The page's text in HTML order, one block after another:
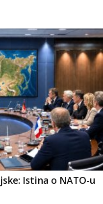
Istina o NATO-u